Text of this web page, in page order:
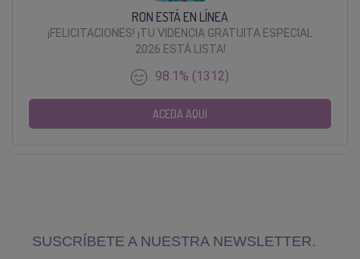
RON ESTÁ EN LÍNEA
¡FELICITACIONES! ¡TU VIDENCIA GRATUITA ESPECIAL
2026 ESTÁ LISTA!
98.1% (1312)
ACEDA AQUI